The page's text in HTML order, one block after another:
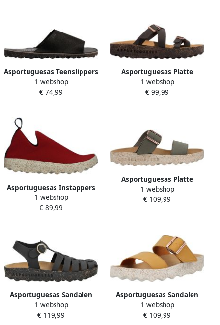
Asportuguesas Teenslippers
Muiltjes
1 webshop
€ 74,99
Asportuguesas Platte
sandalen Muiltjes
1 webshop
€ 99,99
Asportuguesas Instappers
Pantoffels
1 webshop
€ 89,99
Asportuguesas Platte
sandalen Muiltjes
1 webshop
€ 109,99
Asportuguesas Sandalen
met sleehak Sandalen
1 webshop
€ 119,99
Asportuguesas Sandalen
met sleehak Muiltjes
1 webshop
€ 109,99